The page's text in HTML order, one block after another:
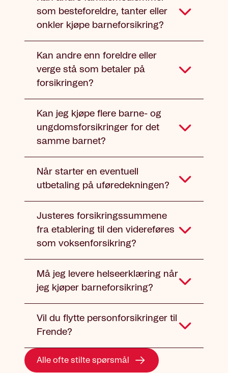
som besteforeldre, tanter eller
onkler kjøpe barneforsikring?
Kan andre enn foreldre eller
verge stå som betaler på
forsikringen?
Kan jeg kjøpe flere barne- og
ungdomsforsikringer for det
samme barnet?
Når starter en eventuell
utbetaling på uføredekningen?
Justeres forsikringssummene
fra etablering til den videreføres
som voksenforsikring?
Må jeg levere helseerklæring når
jeg kjøper barneforsikring?
Vil du flytte personforsikringer til
Frende?
Alle ofte stilte spørsmål